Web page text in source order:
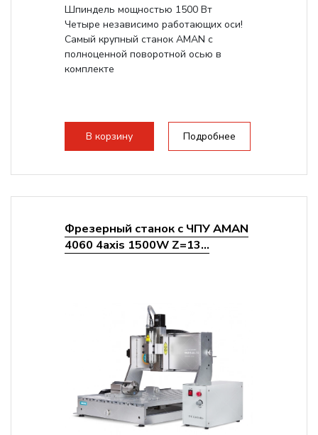
Шпиндель мощностью 1500 Вт
Четыре независимо работающих оси!
Самый крупный станок AMAN с
полноценной поворотной осью в
комплекте
В корзину Подробнее
Фрезерный станок с ЧПУ AMAN
4060 4axis 1500W Z=13...